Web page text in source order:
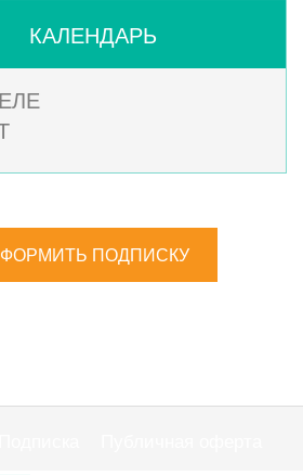
КАЛЕНДАРЬ
ПОДПИСКУ